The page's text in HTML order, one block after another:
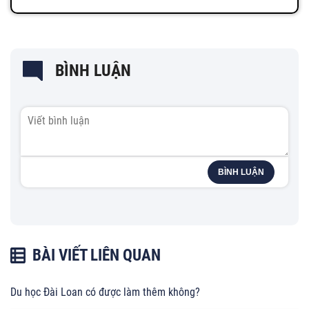
BÌNH LUẬN
BÌNH LUẬN
BÀI VIẾT LIÊN QUAN
Du học Đài Loan có được làm thêm không?